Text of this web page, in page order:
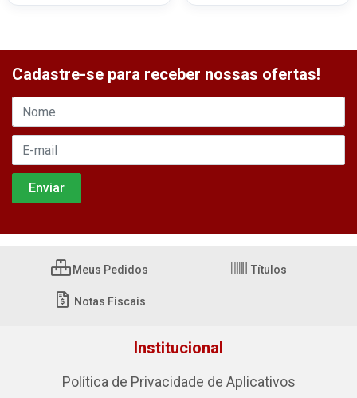
Cadastre-se para receber nossas ofertas!
Meus Pedidos Títulos
Notas Fiscais
Institucional
Política de Privacidade de Aplicativos